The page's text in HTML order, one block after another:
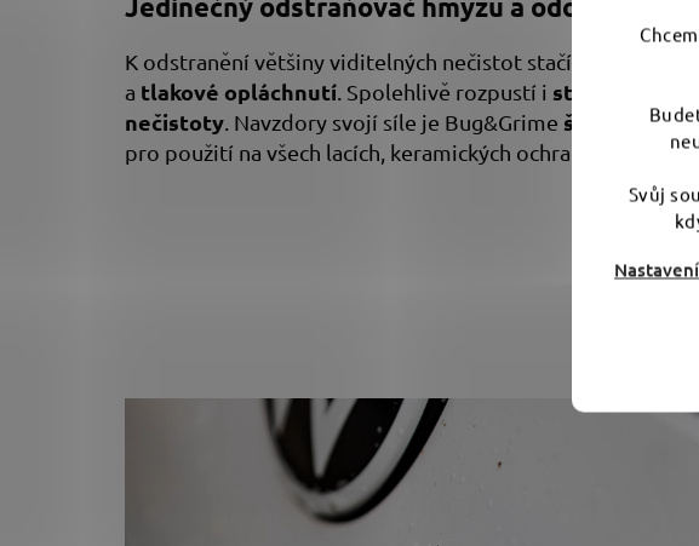
Svůj
Nastavení
Jedinečný odstraňovač hmyzu a odolných
K odstranění většiny viditelných nečistot stačí jedno
a tlakové opláchnutí. Spolehlivě rozpustí i starší a odolné
nečistoty. Navzdory svojí síle je Bug&Grime šetrný a
pro použití na všech lacích, keramických ochranách i k